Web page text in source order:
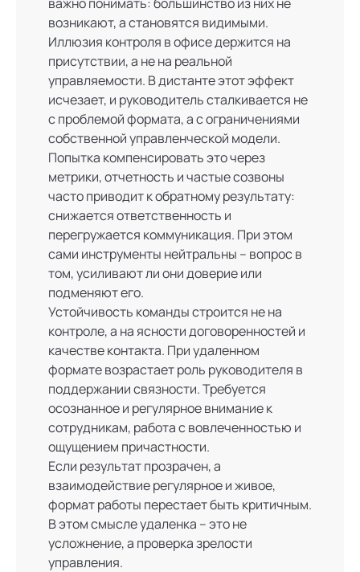
возникают, а становятся видимыми.
Иллюзия контроля в офисе держится на
присутствии, а не на реальной
управляемости. В дистанте этот эффект
исчезает, и руководитель сталкивается не
с проблемой формата, а с ограничениями
собственной управленческой модели.
Попытка компенсировать это через
метрики, отчетность и частые созвоны
часто приводит к обратному результату:
снижается ответственность и
перегружается коммуникация. При этом
сами инструменты нейтральны – вопрос в
том, усиливают ли они доверие или
подменяют его.
Устойчивость команды строится не на
контроле, а на ясности договоренностей и
качестве контакта. При удаленном
формате возрастает роль руководителя в
поддержании связности. Требуется
осознанное и регулярное внимание к
сотрудникам, работа с вовлеченностью и
ощущением причастности.
Если результат прозрачен, а
взаимодействие регулярное и живое,
формат работы перестает быть критичным.
В этом смысле удаленка – это не
усложнение, а проверка зрелости
управления.